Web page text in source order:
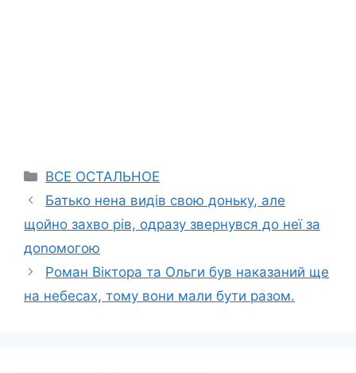
Categories
ВСЕ ОСТАЛЬНОЕ
Батько нена видів свою доньку, але
щойно захво рів, одразу звернувся до неї за
доnомогою
Роман Віктора та Ольги був наказаний ще
на нeбecax, тому вони мали бути разом.